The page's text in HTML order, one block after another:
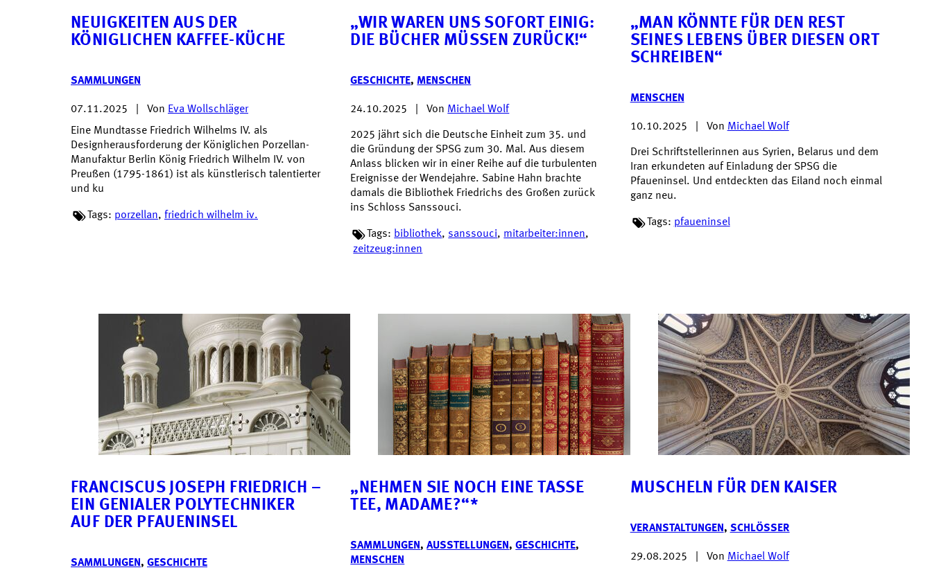
NEUIGKEITEN AUS DER
KÖNIGLICHEN KAFFEE-KÜCHE
SAMMLUNGEN
07.11.2025 Von Eva Wollschläger
Eine Mundtasse Friedrich Wilhelms IV. als
Designherausforderung der Königlichen Porzellan-
Manufaktur Berlin König Friedrich Wilhelm IV. von
Preußen (1795-1861) ist als künstlerisch talentierter
und ku
Tags: porzellan, friedrich wilhelm iv.
„WIR WAREN UNS SOFORT EINIG:
DIE BÜCHER MÜSSEN ZURÜCK!“
GESCHICHTE, MENSCHEN
24.10.2025 Von Michael Wolf
2025 jährt sich die Deutsche Einheit zum 35. und
die Gründung der SPSG zum 30. Mal. Aus diesem
Anlass blicken wir in einer Reihe auf die turbulenten
Ereignisse der Wendejahre. Sabine Hahn brachte
damals die Bibliothek Friedrichs des Großen zurück
ins Schloss Sanssouci.
Tags: bibliothek, sanssouci, mitarbeiter:innen,
zeitzeug:innen
„MAN KÖNNTE FÜR DEN REST
SEINES LEBENS ÜBER DIESEN ORT
SCHREIBEN“
MENSCHEN
10.10.2025 Von Michael Wolf
Drei Schriftstellerinnen aus Syrien, Belarus und dem
Iran erkundeten auf Einladung der SPSG die
Pfaueninsel. Und entdeckten das Eiland noch einmal
ganz neu.
Tags: pfaueninsel
FRANCISCUS JOSEPH FRIEDRICH –
EIN GENIALER POLYTECHNIKER
AUF DER PFAUENINSEL
SAMMLUNGEN, GESCHICHTE
„NEHMEN SIE NOCH EINE TASSE
TEE, MADAME?“*
SAMMLUNGEN,AUSSTELLUNGEN,GESCHICHTE,
MENSCHEN
MUSCHELN FÜR DEN KAISER
VERANSTALTUNGEN, SCHLÖSSER
29.08.2025 Von Michael Wolf